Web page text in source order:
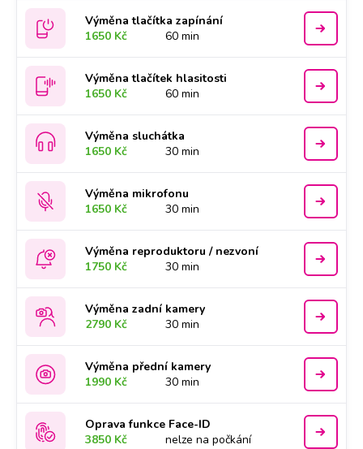
Výměna tlačítka zapínání
1650 Kč
60 min
Výměna tlačítek hlasitosti
1650 Kč
60 min
Výměna sluchátka
1650 Kč
30 min
Výměna mikrofonu
1650 Kč
30 min
Výměna reproduktoru / nezvoní
1750 Kč
30 min
Výměna zadní kamery
2790 Kč
30 min
Výměna přední kamery
1990 Kč
30 min
Oprava funkce Face-ID
3850 Kč
nelze na počkání